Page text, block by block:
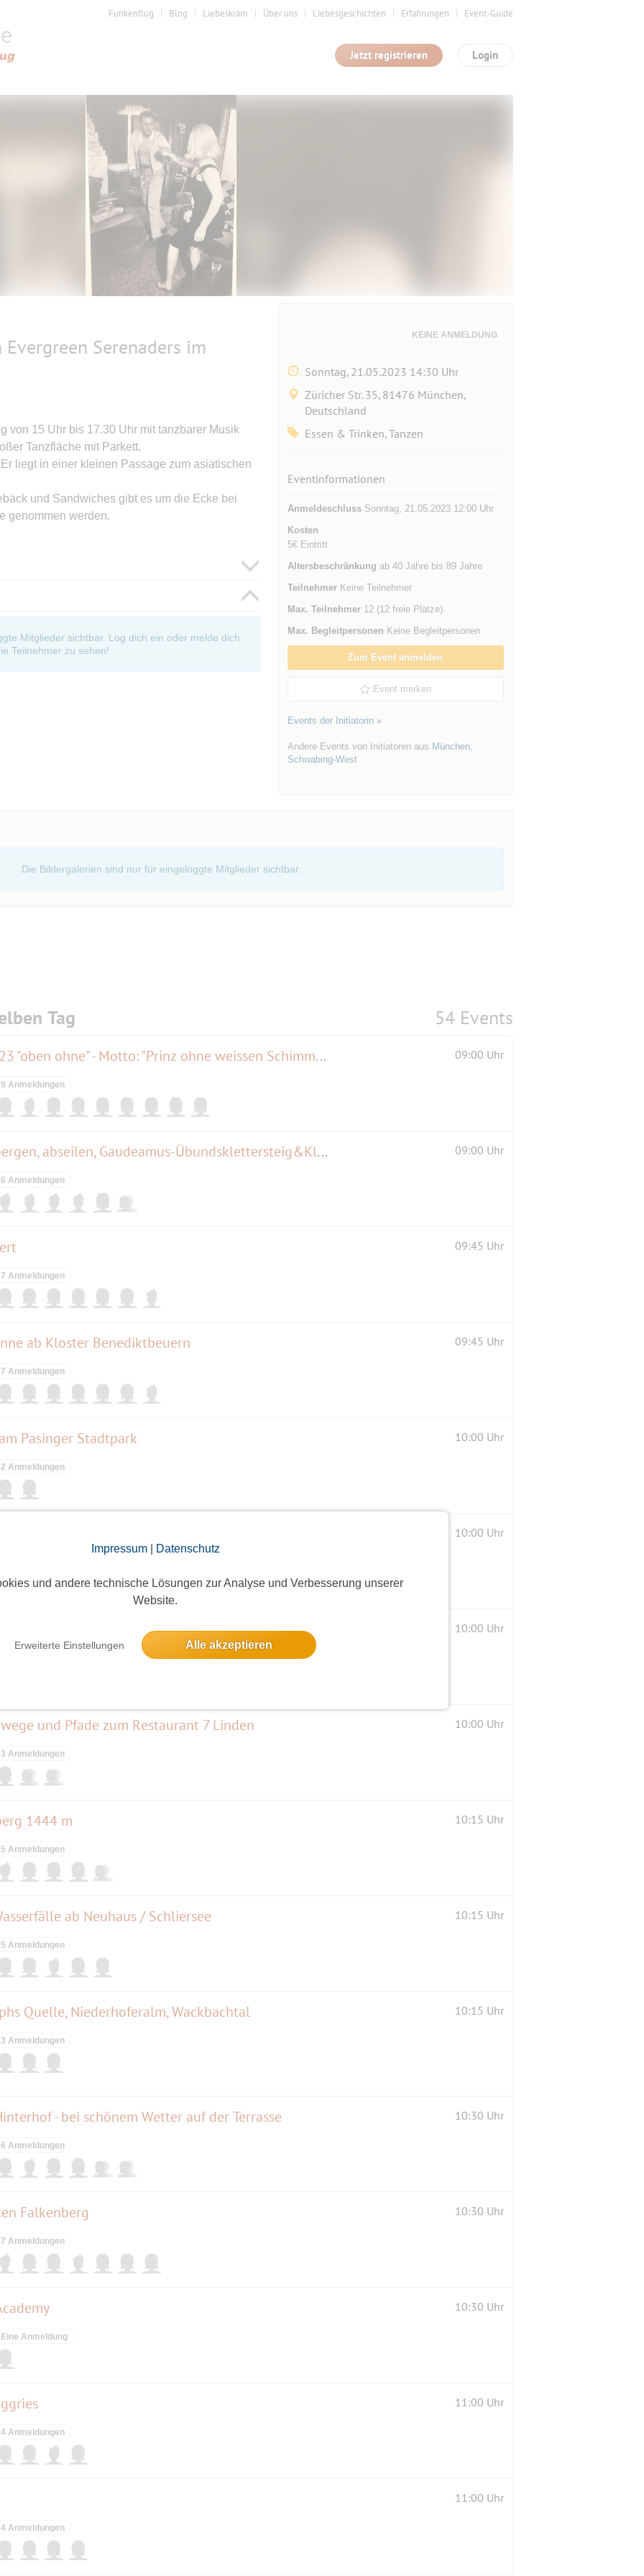
Impressum| Datenschutz
und andere technische Lösungen zur Analyse und Verbesserung unserer
Website.
Erweiterte Einstellungen Alle akzeptieren
Funkenflug Blog Liebeskram Über uns Liebesgeschichten Erfahrungen Event-Guide
Login
Jetzt registrieren
Serenaders im
von 15 Uhr bis 17.30 Uhr mit tanzbarer Musik
Tanzfläche mit Parkett.
liegt in einer kleinen Passage zum asiatischen
und Sandwiches gibt es um die Ecke bei
genommen werden.
Mitglieder sichtbar. Log dich ein oder melde dich
Teilnehmer zu sehen!
KEINE ANMELDUNG
Sonntag, 21.05.2023 14:30 Uhr
Züricher Str. 35, 81476 München,
Deutschland
Essen & Trinken, Tanzen
Eventinformationen
AnmeldeschlussSonntag, 21.05.2023 12:00 Uhr
Kosten
5€ Eintritt
Altersbeschränkung ab 40 Jahre bis 89 Jahre
TeilnehmerKeine Teilnehmer
Max. Teilnehmer12 (12 freie Plätze)
Max. Begleitpersonen Keine Begleitpersonen
Zum Event anmelden
Event merken
Events der Initiatorin »
Andere Events von Initiatoren aus München,
Schwabing-West
Die Bildergalerien sind nur für eingeloggte Mitglieder sichtbar.
Tag 54 Events
MÜNCHNER CABRIO - Tour 2023 "oben ohne" - Motto: "Prinz ohne weissen Schimmel", Tag 2 09:00 Uhr
9 Anmeldungen
Klettersteigtraining, sichern, bergen, abseilen, Gaudeamus-Übundsklettersteig&Klamml 09:00 Uhr
6 Anmeldungen
09:45 Uhr
7 Anmeldungen
ab Kloster Benediktbeuern 09:45 Uhr
7 Anmeldungen
Pasinger Stadtpark 10:00 Uhr
2 Anmeldungen
5-6 Tage auf dem Meditationsweg in Bayern 10:00 Uhr
15Uhr siehe Text 10:00 Uhr
und Pfade zum Restaurant 7 Linden 10:00 Uhr
3 Anmeldungen
1444 m 10:15 Uhr
5 Anmeldungen
ab Neuhaus / Schliersee 10:15 Uhr
5 Anmeldungen
Quelle, Niederhoferalm, Wackbachtal 10:15 Uhr
3 Anmeldungen
- bei schönem Wetter auf der Terrasse 10:30 Uhr
6 Anmeldungen
Falkenberg 10:30 Uhr
7 Anmeldungen
10:30 Uhr
Eine Anmeldung
11:00 Uhr
4 Anmeldungen
11:00 Uhr
4 Anmeldungen